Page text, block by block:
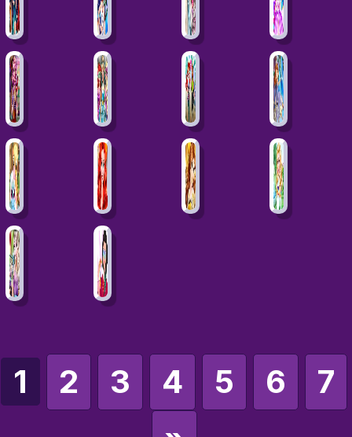
1 2 3 4 5 6
7